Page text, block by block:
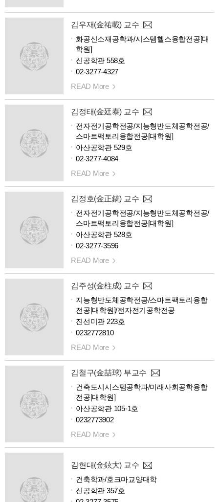
김우재(金祐載) 교수
화공신소재공학과/시스템헬스융합전공[대
학원]
신공학관 558호
02-3277-4327
READ More
김정태(金廷泰) 교수
전자전기공학전공/지능형반도체공학전공/
스마트팩토리융합전공[대학원]
아산공학관 529호
02-3277-4084
READ More
김정호(金正鎬) 교수
전자전기공학전공/지능형반도체공학전공/
스마트팩토리융합전공[대학원]
아산공학관 528호
02-3277-3596
READ More
김주성(金柱成) 교수
지능형반도체공학전공/스마트팩토리융합
전공[대학원]/전자전기공학전공
진선미관 223호
0232772810
READ More
김철구(金喆球) 부교수
건축도시시스템공학과/미래사회공학융합
전공[대학원]
아산공학관 105-1호
0232773902
READ More
김현대(金鉉大) 교수
건축학과/호크마교양대학
신공학관 357호